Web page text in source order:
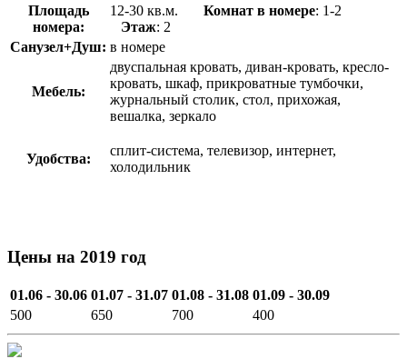
Площадь
номера:
12-30 кв.м. Комнат в номере: 1-2
Этаж: 2
Санузел+Душ: в номере
Мебель:
двуспальная кровать, диван-кровать, кресло-
кровать, шкаф, прикроватные тумбочки,
журнальный столик, стол, прихожая,
вешалка, зеркало
Удобства:
сплит-система, телевизор, интернет,
холодильник
Цены на 2019 год
01.06 - 30.06 01.07 - 31.07 01.08 - 31.08 01.09 - 30.09
500
650 700 400